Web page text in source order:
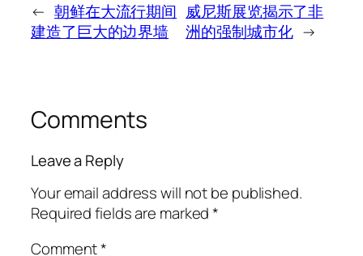
← 朝鲜在大流行期间
建造了巨大的边界墙
威尼斯展览揭示了非
洲的强制城市化 →
Comments
Leave a Reply
Your email address will not be published.
Required fields are marked*
Comment*